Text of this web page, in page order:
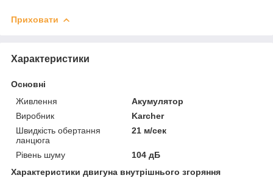
Приховати
Характеристики
Основні
Живлення
Акумулятор
Виробник
Karcher
Швидкість обертання
ланцюга
21 м/сек
Рівень шуму
104 дБ
Характеристики двигуна внутрішнього згоряння